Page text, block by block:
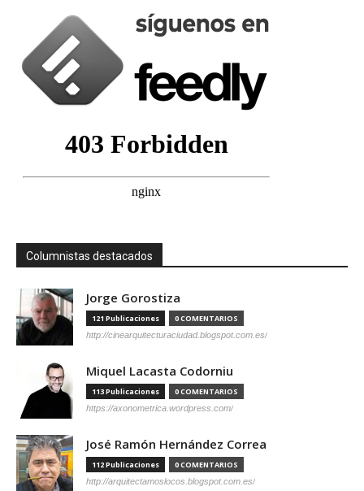
Columnistas destacados
Jorge Gorostiza
121 Publicaciones 0 COMENTARIOS
http://cinearquitecturaciudad.blogspot.com.es/
Miquel Lacasta Codorniu
113 Publicaciones 0 COMENTARIOS
https://axonometrica.wordpress.com/
José Ramón Hernández Correa
112 Publicaciones 0 COMENTARIOS
http://arquitectamoslocos.blogspot.com.es/